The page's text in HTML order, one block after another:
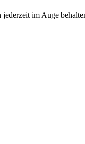
im Auge